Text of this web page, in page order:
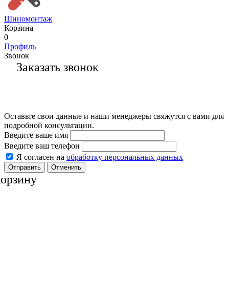
Шиномонтаж
Корзина
0
Профиль
Звонок
Заказать звонок
Оставьте свои данные и наши менеджеры свяжутся с вами для
подробной консультации.
Введите ваше имя
Введите ваш телефон
Я согласен на обработку персональных данных
Отменить